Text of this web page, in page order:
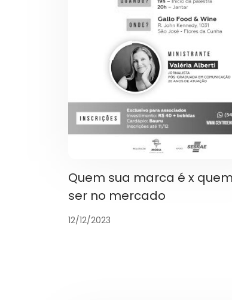
Quem sua marca é x
ser no mercado
12/12/2023